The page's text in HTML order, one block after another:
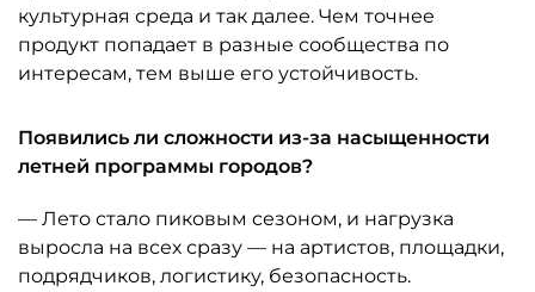
культурная среда и так далее. Чем точнее
продукт попадает в разные сообщества по
интересам, тем выше его устойчивость.
Появились ли сложности из-за насыщенности
летней программы городов?
— Лето стало пиковым сезоном, и нагрузка
выросла на всех сразу — на артистов, площадки,
подрядчиков, логистику, безопасность.